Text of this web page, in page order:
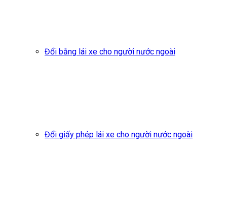
Đổi bằng lái xe cho người nước ngoài
Đổi giấy phép lái xe cho người nước ngoài